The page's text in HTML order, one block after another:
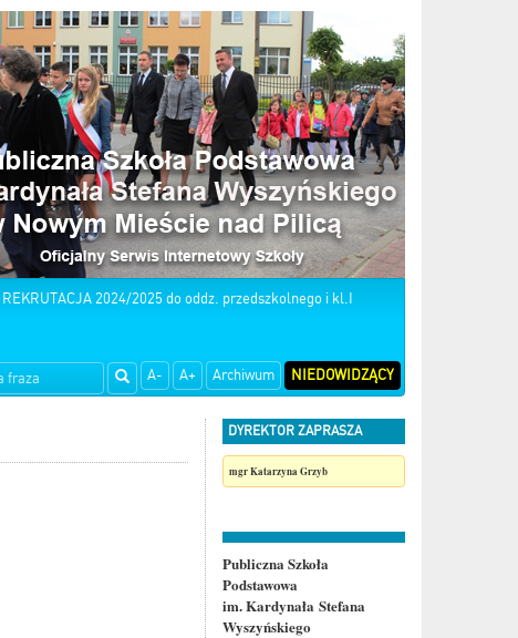
REKRUTACJA 2024/2025 do oddz. przedszkolnego i kl.I
A- A+ Archiwum NIEDOWIDZĄCY
DYREKTOR ZAPRASZA
mgr Katarzyna Grzyb
Publiczna Szkoła
Podstawowa
im. Kardynała Stefana
Wyszyńskiego